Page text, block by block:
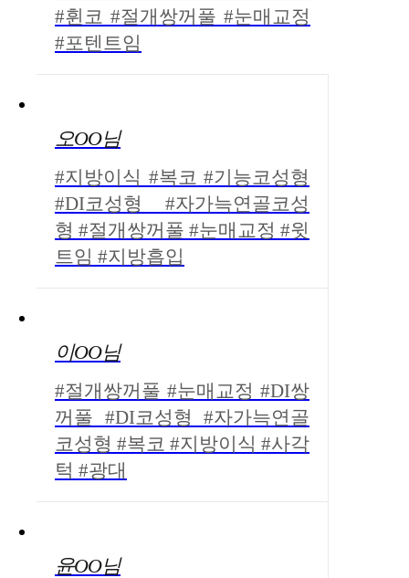
#휜코 #절개쌍꺼풀 #눈매교정
#포텐트임
오OO님
#지방이식 #복코 #기능코성형
#DI코성형 #자가늑연골코성
형 #절개쌍꺼풀 #눈매교정 #윗
트임 #지방흡입
이OO님
#절개쌍꺼풀 #눈매교정 #DI쌍
꺼풀 #DI코성형 #자가늑연골
코성형 #복코 #지방이식 #사각
턱 #광대
윤OO님